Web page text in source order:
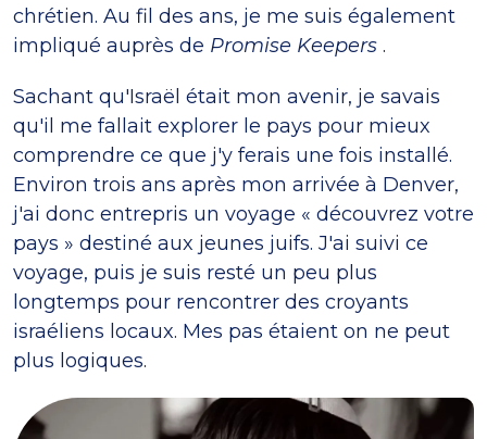
chrétien. Au fil des ans, je me suis également
impliqué auprès de Promise Keepers .
Sachant qu'Israël était mon avenir, je savais
qu'il me fallait explorer le pays pour mieux
comprendre ce que j'y ferais une fois installé.
Environ trois ans après mon arrivée à Denver,
j'ai donc entrepris un voyage « découvrez votre
pays » destiné aux jeunes juifs. J'ai suivi ce
voyage, puis je suis resté un peu plus
longtemps pour rencontrer des croyants
israéliens locaux. Mes pas étaient on ne peut
plus logiques.